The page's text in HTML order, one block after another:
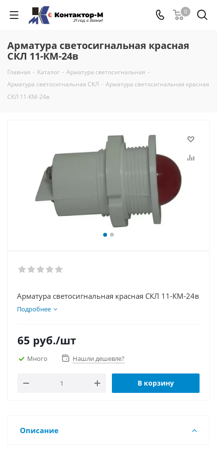
0
Арматура светосигнальная красная
СКЛ 11-КМ-24в
Главная - Каталог - Арматура светосигнальная -
Арматура светосигнальная СКЛ - Арматура светосигнальная красная
СКЛ 11-КМ-24в
Арматура светосигнальная красная СКЛ 11-КМ-24в
Подробнее
65 руб./шт
Много Нашли дешевле?
В корзину
Описание